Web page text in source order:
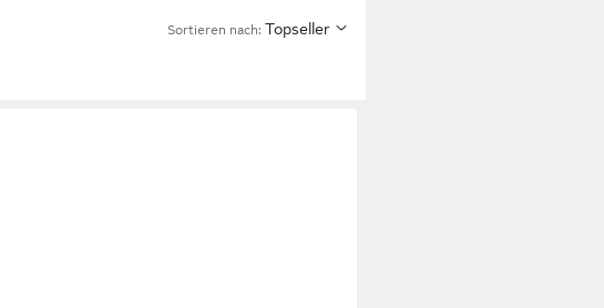
Sortieren nach: Topseller